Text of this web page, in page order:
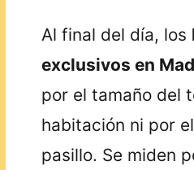
Al final del día, los
exclusivos en
por el tamaño del
habitación ni por
pasillo. Se miden